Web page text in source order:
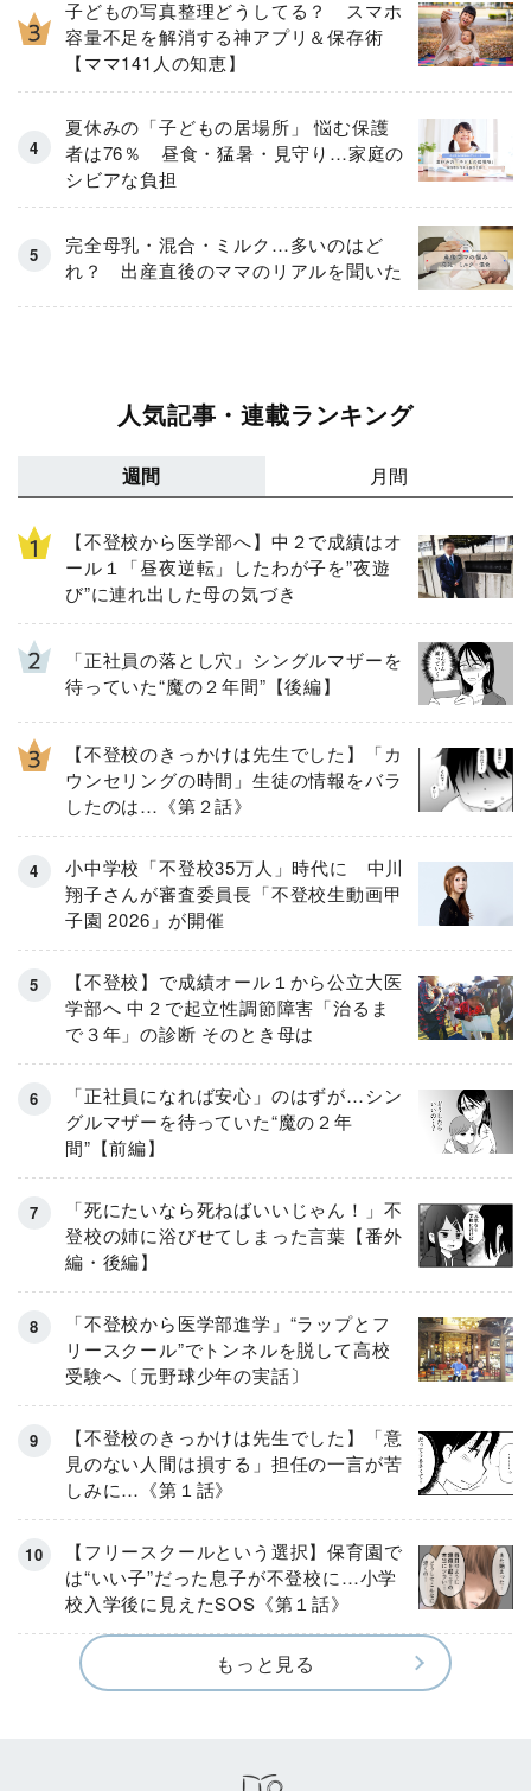
子どもの写真整理どうしてる？ スマホ
容量不足を解消する神アプリ＆保存術
【ママ141人の知恵】
夏休みの「子どもの居場所」 悩む保護
者は76％ 昼食・猛暑・見守り…家庭の
シビアな負担
完全母乳・混合・ミルク…多いのはど
れ？ 出産直後のママのリアルを聞いた
人気記事・連載ランキング
週間 月間
【不登校から医学部へ】中２で成績はオ
ール１「昼夜逆転」したわが子を”夜遊
び”に連れ出した母の気づき
「正社員の落とし穴」シングルマザーを
待っていた“魔の２年間”【後編】
【不登校のきっかけは先生でした】「カ
ウンセリングの時間」生徒の情報をバラ
したのは…《第２話》
小中学校「不登校35万人」時代に 中川
翔子さんが審査委員長「不登校生動画甲
子園 2026」が開催
【不登校】で成績オール１から公立大医
学部へ 中２で起立性調節障害「治るま
で３年」の診断 そのとき母は
「正社員になれば安心」のはずが…シン
グルマザーを待っていた“魔の２年
間”【前編】
「死にたいなら死ねばいいじゃん！」不
登校の姉に浴びせてしまった言葉【番外
編・後編】
「不登校から医学部進学」“ラップとフ
リースクール”でトンネルを脱して高校
受験へ〔元野球少年の実話〕
【不登校のきっかけは先生でした】「意
見のない人間は損する」担任の一言が苦
しみに…《第１話》
【フリースクールという選択】保育園で
は“いい子”だった息子が不登校に…小学
校入学後に見えたSOS《第１話》
もっと見る